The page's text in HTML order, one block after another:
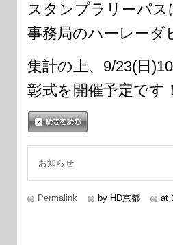
スタンプラリーパ
事務局のハーレーダ
集計の上、9/23(日
彰式を開催予定です！
お知らせ
Permalink by HD京都 at